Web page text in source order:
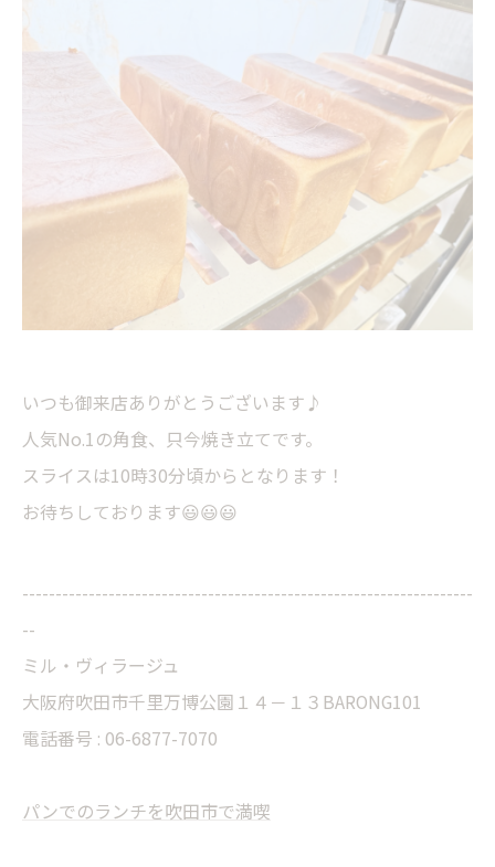
いつも御来店ありがとうございます♪
人気No.1の角食、只今焼き立てです。
スライスは10時30分頃からとなります！
お待ちしております😃😃😃
--------------------------------------------------------------------
--
ミル・ヴィラージュ
大阪府吹田市千里万博公園１４－１３BARONG101
電話番号 : 06-6877-7070
パンでのランチを吹田市で満喫